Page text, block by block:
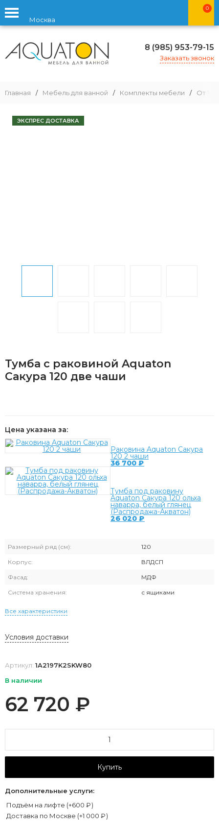
Москва
0
8 (985) 953-79-15
Заказать звонок
Главная / Мебель для ванной / Комплекты мебели / От
ЭКСПРЕС ДОСТАВКА
Тумба с раковиной Aquaton
Сакура 120 две чаши
Цена указана за:
Раковина Aquaton Сакура
120 2 чаши
36 700 ₽
Тумба под раковину
Aquaton Сакура 120 ольха
наварра, белый глянец
(Распродажа-Акватон)
26 020 ₽
Размерный ряд (см): 120
Корпус: ВЛДСП
Фасад: МДФ
Система хранения: с ящиками
Все характеристики
Условия доставки
Артикул: 1A2197K2SKW80
В наличии
62 720 ₽
Купить
Дополнительные услуги:
Подъём на лифте (+600 ₽)
Доставка по Москве (+1 000 ₽)